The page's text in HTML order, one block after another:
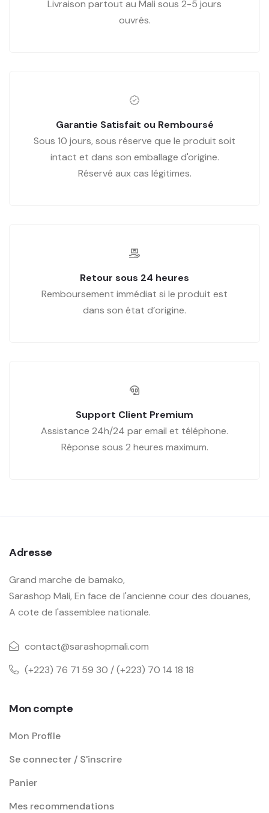
Livraison partout au Mali sous 2-5 jours
ouvrés.
Garantie Satisfait ou Remboursé
Sous 10 jours, sous réserve que le produit soit
intact et dans son emballage d'origine.
Réservé aux cas légitimes.
Retour sous 24 heures
Remboursement immédiat si le produit est
dans son état d’origine.
Support Client Premium
Assistance 24h/24 par email et téléphone.
Réponse sous 2 heures maximum.
Adresse
Grand marche de bamako,
Sarashop Mali, En face de l'ancienne cour des douanes,
A cote de l'assemblee nationale.
contact@sarashopmali.com
(+223) 76 71 59 30 / (+223) 70 14 18 18
Mon compte
Mon Profile
Se connecter / S'inscrire
Panier
Mes recommendations